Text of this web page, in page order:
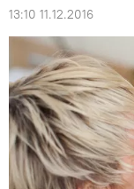
13:10 11.12.2016